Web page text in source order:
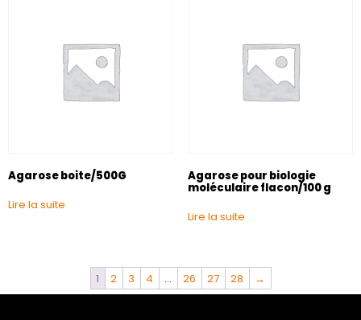
Agarose boite/500G
Lire la suite
Agarose pour biologie
moléculaire flacon/100 g
Lire la suite
1 2 3 4 … 26 27 28 →